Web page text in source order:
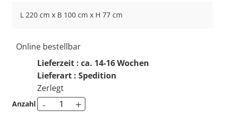
L 220 cm x B 100 cm x H 77 cm
Online bestellbar
Lieferzeit : ca. 14-16 Wochen
Lieferart : Spedition
Zerlegt
Anzahl - +